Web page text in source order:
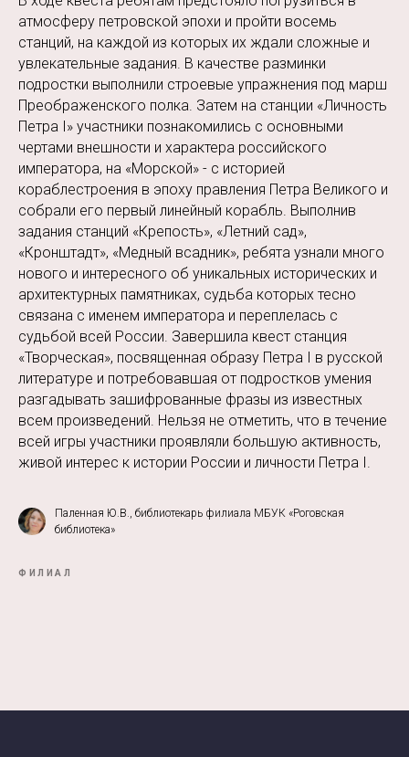
атмосферу петровской эпохи и пройти восемь
станций, на каждой из которых их ждали сложные и
увлекательные задания. В качестве разминки
подростки выполнили строевые упражнения под марш
Преображенского полка. Затем на станции «Личность
Петра I» участники познакомились с основными
чертами внешности и характера российского
императора, на «Морской» - с историей
кораблестроения в эпоху правления Петра Великого и
собрали его первый линейный корабль. Выполнив
задания станций «Крепость», «Летний сад»,
«Кронштадт», «Медный всадник», ребята узнали много
нового и интересного об уникальных исторических и
архитектурных памятниках, судьба которых тесно
связана с именем императора и переплелась с
судьбой всей России. Завершила квест станция
«Творческая», посвященная образу Петра I в русской
литературе и потребовавшая от подростков умения
разгадывать зашифрованные фразы из известных
всем произведений. Нельзя не отметить, что в течение
всей игры участники проявляли большую активность,
живой интерес к истории России и личности Петра I.
Паленная Ю.В., библиотекарь филиала МБУК «Роговская
библиотека»
ФИЛИАЛ